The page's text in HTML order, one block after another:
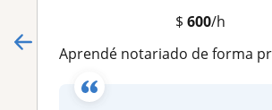
$ 600/h
Aprendé notariado de forma práctica